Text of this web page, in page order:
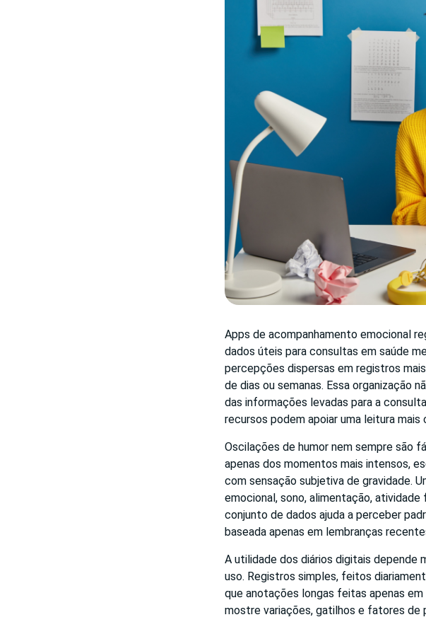
Apps de acompanhamento emocional
dados úteis para consultas em saúde
percepções dispersas em registros
de dias ou semanas. Essa organização
das informações levadas para a
recursos podem apoiar uma leitura
Oscilações de humor nem sempre são
apenas dos momentos mais intensos,
com sensação subjetiva de gravidade.
emocional, sono, alimentação,
conjunto de dados ajuda a perceber
baseada apenas em lembranças
A utilidade dos diários digitais depende
uso. Registros simples, feitos
que anotações longas feitas apenas
mostre variações, gatilhos e fatores de